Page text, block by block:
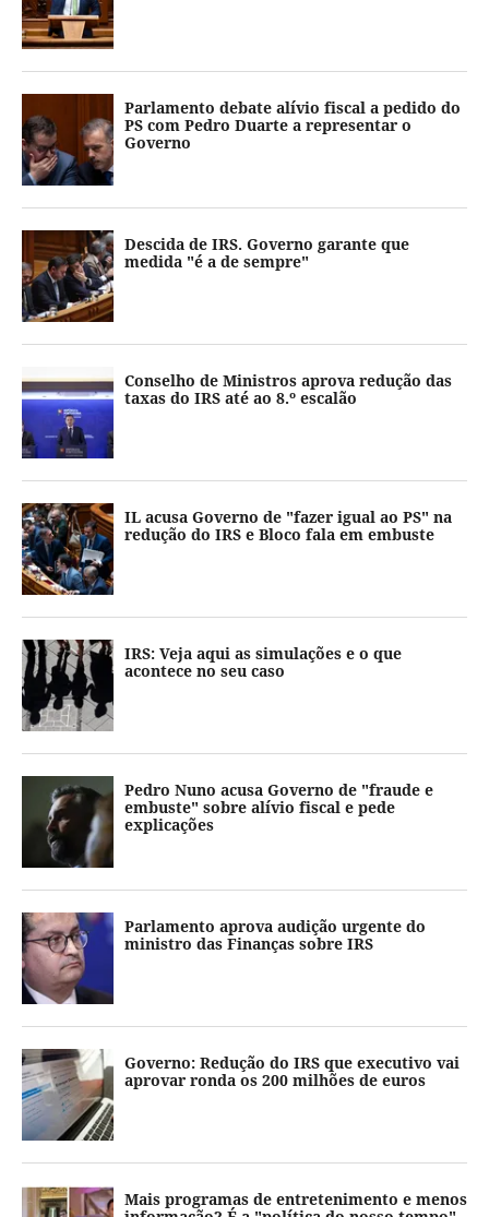
Parlamento debate alívio fiscal a pedido do
PS com Pedro Duarte a representar o
Governo
Descida de IRS. Governo garante que
medida "é a de sempre"
Conselho de Ministros aprova redução das
taxas do IRS até ao 8.º escalão
IL acusa Governo de "fazer igual ao PS" na
redução do IRS e Bloco fala em embuste
IRS: Veja aqui as simulações e o que
acontece no seu caso
Pedro Nuno acusa Governo de "fraude e
embuste" sobre alívio fiscal e pede
explicações
Parlamento aprova audição urgente do
ministro das Finanças sobre IRS
Governo: Redução do IRS que executivo vai
aprovar ronda os 200 milhões de euros
Mais programas de entretenimento e menos